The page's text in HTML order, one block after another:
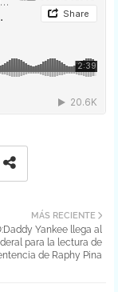
MÁS RECIENTE
Yankee llega al
para la lectura de
de Raphy Pina